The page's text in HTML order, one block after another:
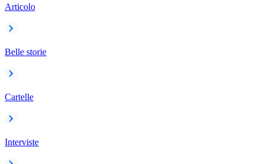
Articolo
Belle storie
Cartelle
Interviste